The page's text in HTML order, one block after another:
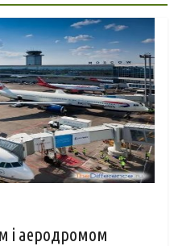
і аеродромом